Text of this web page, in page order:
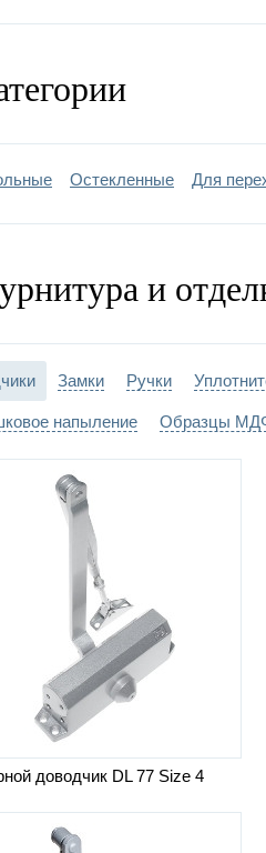
Остекленные Для
и
Замки Ручки
напыление Образцы
доводчик DL 77 Size 4